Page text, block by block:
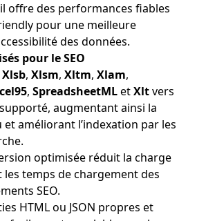
offre des performances fiables
pour une meilleure
des données.
pour le SEO
Xlsb, Xlsm, Xltm, Xlam,
, SpreadsheetMLetXltvers
augmentant ainsi la
améliorant l’indexation par les
optimisée réduit la charge
les temps de chargement des
SEO.
HTML ou JSON propres et